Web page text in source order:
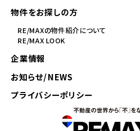
物件をお探しの方
RE/MAXの物件紹介について
RE/MAX LOOK
企業情報
お知らせ/NEWS
プライバシーポリシー